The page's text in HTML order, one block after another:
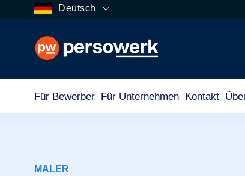
Deutsch
Für Bewerber Für Unternehmen Kontakt
MALER